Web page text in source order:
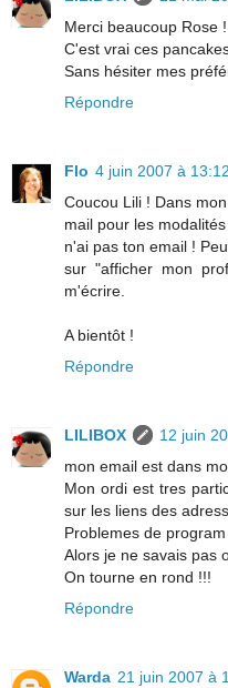
Merci beaucoup Rose !
C'est vrai ces
Sans hésiter mes
Répondre
Flo 4 juin 2007 à 13:12
Coucou Lili ! Dans
mail pour les
n'ai pas ton email !
sur "afficher mon
m'écrire.
A bientôt !
Répondre
LILIBOX
12 juin
mon email est dans
Mon ordi est tres
sur les liens des
Problemes de
Alors je ne savais pas
On tourne en rond !!!
Répondre
Warda 21 juin 2007 à